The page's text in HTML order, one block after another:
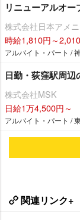
リニューアルオ
株式会社日本アメ
時給1,810円～
アルバイト・パート /
日勤・荻窪駅周
株式会社MSK
日給1万4,500円～
アルバイト・パート /
関連リンク+